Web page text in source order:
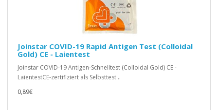
Joinstar COVID-19 Rapid Antigen Test (Colloidal
Gold) CE - Laientest
Joinstar COVID-19 Antigen-Schnelltest (Colloidal Gold) CE -
LaientestCE-zertifiziert als Selbsttest ..
0,89€